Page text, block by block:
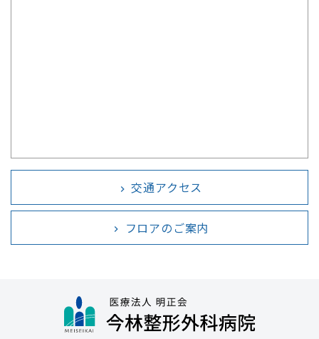
chevron_right 交通アクセス
chevron_right フロアのご案内